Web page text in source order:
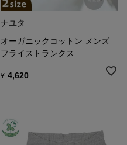
ナユタ
オーガニックコットン メンズ
フライストランクス
¥ 4,620